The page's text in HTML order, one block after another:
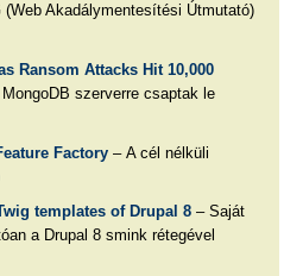
Akadálymentesítési Útmutató)
Ransom Attacks Hit 10,000
szerverre csaptak le
Factory– A cél nélküli
templates of Drupal 8– Saját
a Drupal 8 smink rétegével